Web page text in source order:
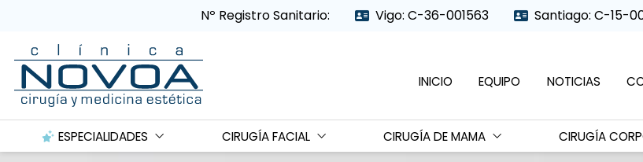
Nº Registro Sanitario: Vigo: C-36-001563 Santiago: C-15-
INICIO EQUIPO NOTICIAS
ESPECIALIDADES CIRUGÍA FACIAL CIRUGÍA DE MAMA CIRUGÍA